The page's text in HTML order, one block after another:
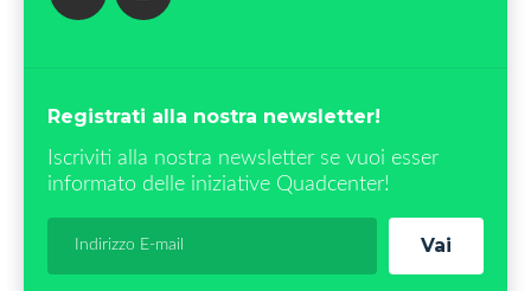
Registrati alla nostra newsletter!
Iscriviti alla nostra newsletter se vuoi esser
informato delle iniziative Quadcenter!
Vai